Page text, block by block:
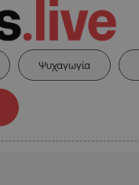
Ψυχαγωγία